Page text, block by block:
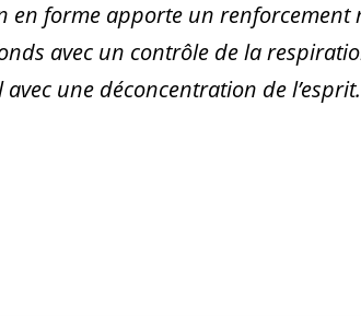
en forme apporte un renforcement
avec un contrôle de la
une déconcentration de l’esprit.